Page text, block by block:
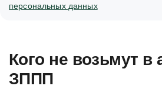
персональных данных
Кого не возьмут
ЗППП